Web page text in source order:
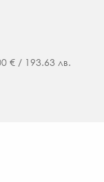
€ / 193.63 лв.